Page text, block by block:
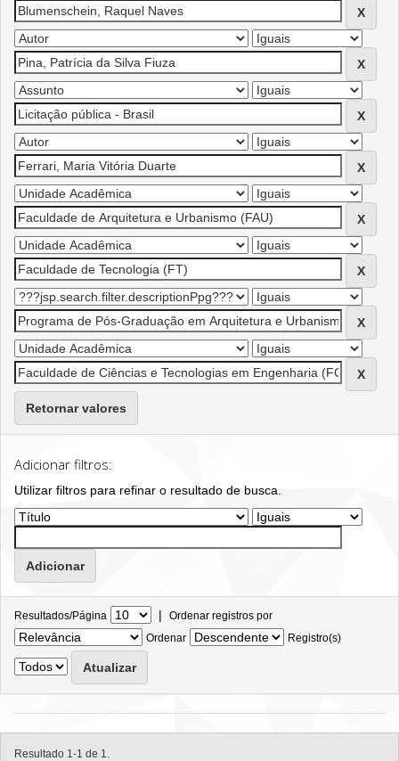
Retornar valores
Adicionar filtros:
Utilizar filtros para refinar o resultado de busca.
Resultados/Página | Ordenar registros por
Ordenar
Registro(s)
Resultado 1-1 de 1.